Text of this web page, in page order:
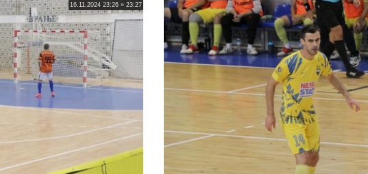
16.11.2024 23:26 » 23:27